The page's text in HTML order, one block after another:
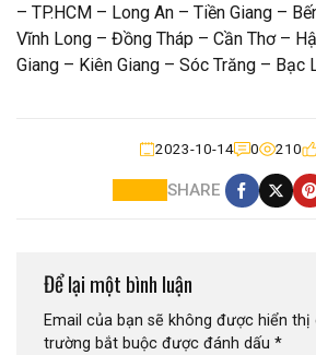
– TP.HCM – Long An – Tiền Giang –
Vĩnh Long – Đồng Tháp – Cần Thơ –
Giang – Kiên Giang – Sóc Trăng – Bạc
2023-10-14 0 210
SHARE
Để lại một bình luận
Email của bạn sẽ không được hiển thị
trường bắt buộc được đánh dấu *